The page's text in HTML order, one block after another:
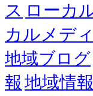
ス ローカ
カルメデ
地域ブログ
報 地域情